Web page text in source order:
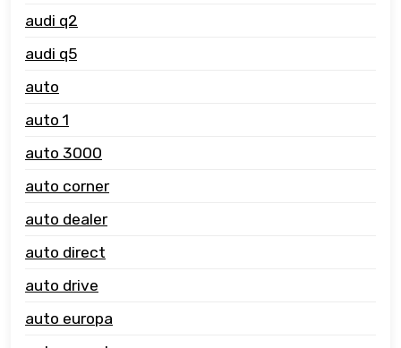
audi q2
audi q5
auto
auto 1
auto 3000
auto corner
auto dealer
auto direct
auto drive
auto europa